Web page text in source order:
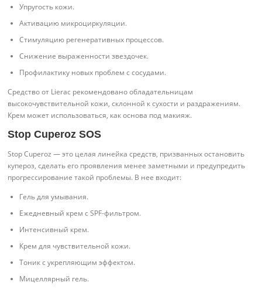
Упругость кожи.
Активацию микроциркуляции.
Стимуляцию регенеративных процессов.
Снижение выраженности звездочек.
Профилактику новых проблем с сосудами.
Средство от Lierac рекомендовано обладательницам
высокочувствительной кожи, склонной к сухости и раздражениям.
Крем может использоваться, как основа под макияж.
Stop Cuperoz SOS
Stop Cuperoz — это целая линейка средств, призванных остановить
купероз, сделать его проявления менее заметными и предупредить
прогрессирование такой проблемы. В нее входит:
Гель для умывания.
Ежедневный крем с SPF-фильтром.
Интенсивный крем.
Крем для чувствительной кожи.
Тоник с укрепляющим эффектом.
Мицеллярный гель.